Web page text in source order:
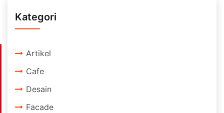
Kategori
Artikel
Cafe
Desain
Facade